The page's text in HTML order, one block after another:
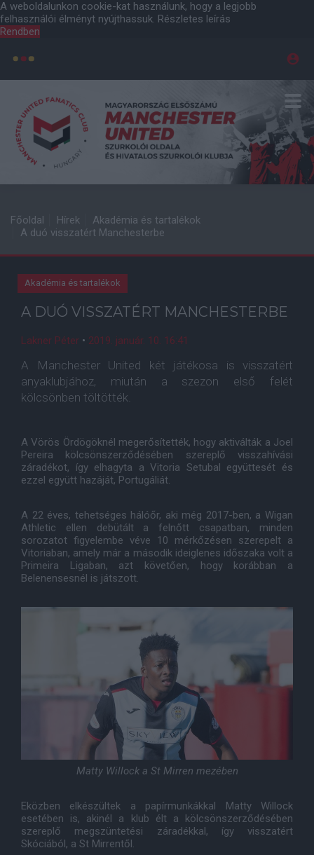
A weboldalunkon cookie-kat használunk, hogy a legjobb
felhasználói élményt nyújthassuk. Részletes leírás
Rendben
Főoldal Hírek
Akadémia és tartalékok
A duó visszatért Manchesterbe
Akadémia és tartalékok
A DUÓ VISSZATÉRT MANCHESTERBE
Lakner Péter • 2019. január. 10. 16:41
A Manchester United két játékosa is visszatért
anyaklubjához, miután a szezon első felét
kölcsönben töltötték.
A Vörös Ördögöknél megerősítették, hogy aktiválták a Joel
Pereira kölcsönszerződésében szereplő visszahívási
záradékot, így elhagyta a Vitoria Setubal együttesét és
ezzel együtt hazáját, Portugáliát.
A 22 éves, tehetséges hálóőr, aki még 2017-ben, a Wigan
Athletic ellen debütált a felnőtt csapatban, minden
sorozatot figyelembe véve 10 mérkőzésen szerepelt a
Vitoriaban, amely már a második ideiglenes időszaka volt a
Primeira Ligaban, azt követően, hogy korábban a
Belenensesnél is játszott.
Matty Willock a St Mirren mezében
Eközben elkészültek a papírmunkákkal Matty Willock
esetében is, akinél a klub élt a kölcsönszerződésében
szereplő megszüntetési záradékkal, így visszatért
Skóciából, a St Mirrentől.